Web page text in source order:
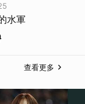
水軍
查看更多